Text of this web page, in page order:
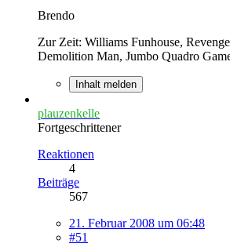
Brendo
Zur Zeit: Williams Funhouse,
Demolition Man, Jumbo Quadro
Inhalt melden
plauzenkelle
Fortgeschrittener
Reaktionen
4
Beiträge
567
21. Februar 2008 um 06:48
#51